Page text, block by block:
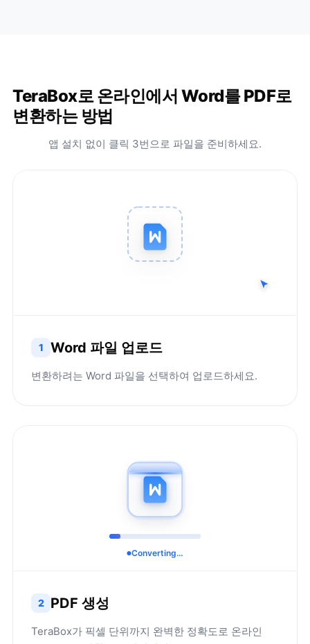
TeraBox로 온라인에서 Word를 PDF로
변환하는 방법
앱 설치 없이 클릭 3번으로 파일을 준비하세요.
1 Word 파일 업로드
변환하려는 Word 파일을 선택하여 업로드하세요.
Converting…
2 PDF 생성
TeraBox가 픽셀 단위까지 완벽한 정확도로 온라인